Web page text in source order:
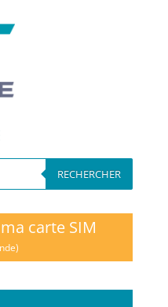
RECHERCHER
carte SIM